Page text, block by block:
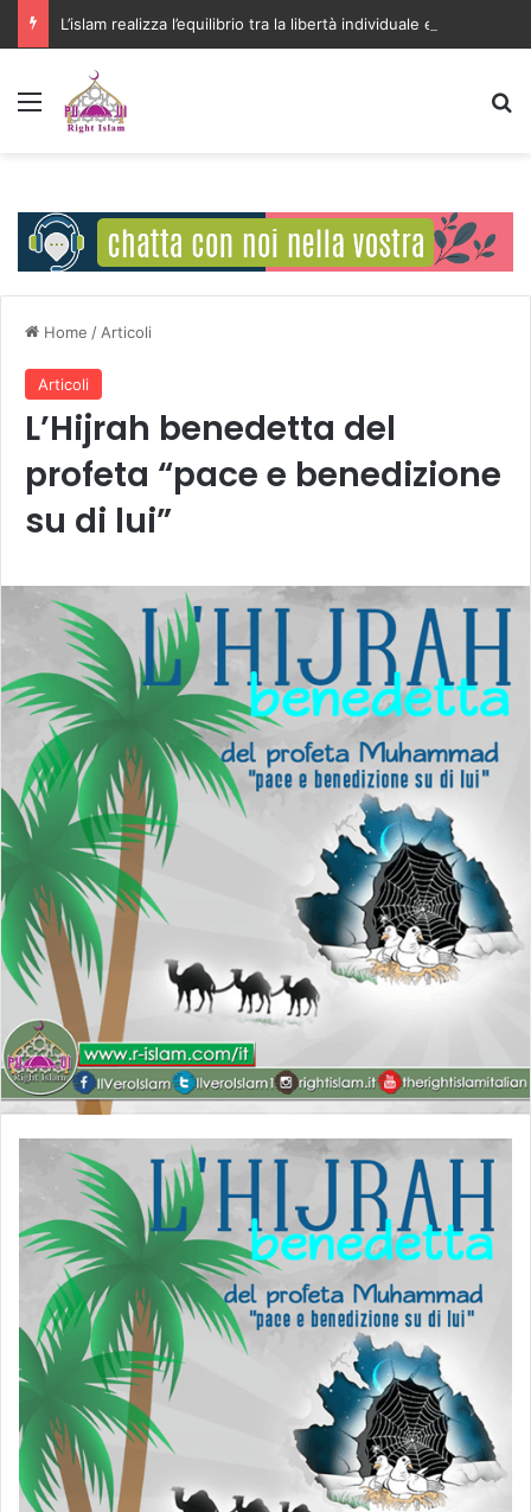
Menu
Home / Articoli
Articoli
L’Hijrah benedetta del
profeta “pace e benedizione
su di lui”